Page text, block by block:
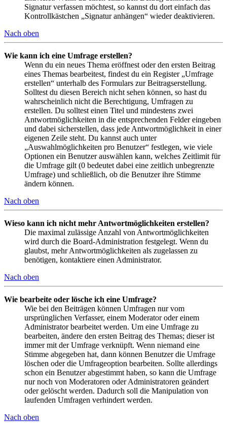
Signatur verfassen möchtest, so kannst du dort einfach das
Kontrollkästchen „Signatur anhängen“ wieder deaktivieren.
Nach oben
Wie kann ich eine Umfrage erstellen?
Wenn du ein neues Thema eröffnest oder den ersten Beitrag
eines Themas bearbeitest, findest du ein Register „Umfrage
erstellen“ unterhalb des Formulars zur Beitragserstellung.
Solltest du diesen Bereich nicht sehen können, so hast du
wahrscheinlich nicht die Berechtigung, Umfragen zu
erstellen. Du solltest einen Titel und mindestens zwei
Antwortmöglichkeiten in die entsprechenden Felder eingeben
und dabei sicherstellen, dass jede Antwortmöglichkeit in einer
eigenen Zeile steht. Du kannst auch unter
„Auswahlmöglichkeiten pro Benutzer“ festlegen, wie viele
Optionen ein Benutzer auswählen kann, welches Zeitlimit für
die Umfrage gilt (0 bedeutet dabei eine zeitlich unbegrenzte
Umfrage) und schließlich, ob die Benutzer ihre Stimme
ändern können.
Nach oben
Wieso kann ich nicht mehr Antwortmöglichkeiten erstellen?
Die maximal zulässige Anzahl von Antwortmöglichkeiten
wird durch die Board-Administration festgelegt. Wenn du
glaubst, mehr Antwortmöglichkeiten als zugelassen zu
benötigen, kontaktiere einen Administrator.
Nach oben
Wie bearbeite oder lösche ich eine Umfrage?
Wie bei den Beiträgen können Umfragen nur vom
ursprünglichen Verfasser, einem Moderator oder einem
Administrator bearbeitet werden. Um eine Umfrage zu
bearbeiten, ändere den ersten Beitrag des Themas; dieser ist
immer mit der Umfrage verknüpft. Wenn niemand eine
Stimme abgegeben hat, dann können Benutzer die Umfrage
löschen oder die Umfrageoption bearbeiten. Sollte allerdings
schon ein Benutzer abgestimmt haben, so kann die Umfrage
nur noch von Moderatoren oder Administratoren geändert
oder gelöscht werden. Dadurch soll die Manipulation von
laufenden Umfragen verhindert werden.
Nach oben